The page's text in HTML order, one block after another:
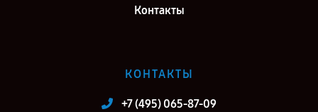
Контакты
КОНТАКТЫ
+7 (495) 065-87-09